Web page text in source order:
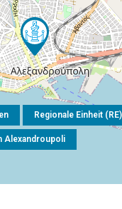
Regionale Einheit
Alexandroupoli